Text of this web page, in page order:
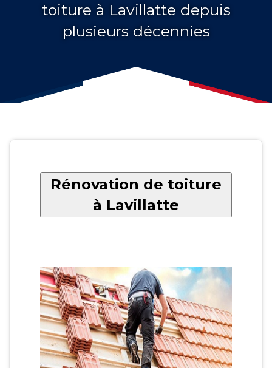
toiture à Lavillatte depuis
plusieurs décennies
Rénovation de toiture
à Lavillatte